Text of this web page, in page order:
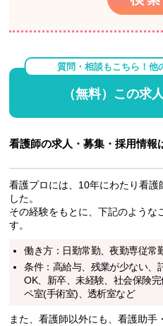
質問・相談もこちら！他
（無料）この求
看護師の求人・募集・採用情報
看護プロには、10年にわたり看護
した。
その経験をもとに、下記のような
す。
働き方：日勤常勤、夜勤専従常
条件：高給与、残業が少ない、
OK、新卒、未経験、社会保険
ペ室(手術室)、透析室など
また、看護師以外にも、看護助